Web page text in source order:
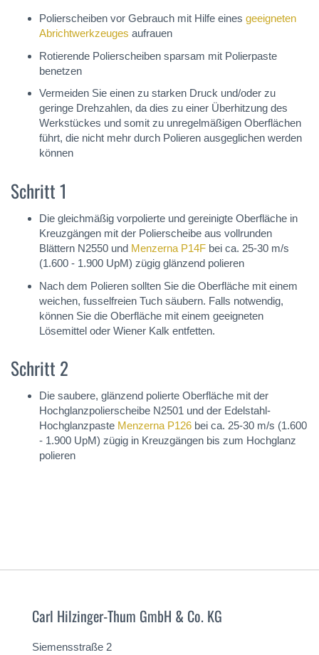
Polierscheiben vor Gebrauch mit Hilfe eines geeigneten
Abrichtwerkzeuges aufrauen
Rotierende Polierscheiben sparsam mit Polierpaste
benetzen
Vermeiden Sie einen zu starken Druck und/oder zu
geringe Drehzahlen, da dies zu einer Überhitzung des
Werkstückes und somit zu unregelmäßigen Oberflächen
führt, die nicht mehr durch Polieren ausgeglichen werden
können
Schritt 1
Die gleichmäßig vorpolierte und gereinigte Oberfläche in
Kreuzgängen mit der Polierscheibe aus vollrunden
Blättern N2550 und Menzerna P14F bei ca. 25-30 m/s
(1.600 - 1.900 UpM) zügig glänzend polieren
Nach dem Polieren sollten Sie die Oberfläche mit einem
weichen, fusselfreien Tuch säubern. Falls notwendig,
können Sie die Oberfläche mit einem geeigneten
Lösemittel oder Wiener Kalk entfetten.
Schritt 2
Die saubere, glänzend polierte Oberfläche mit der
Hochglanzpolierscheibe N2501 und der Edelstahl-
Hochglanzpaste Menzerna P126 bei ca. 25-30 m/s (1.600
- 1.900 UpM) zügig in Kreuzgängen bis zum Hochglanz
polieren
Carl Hilzinger-Thum GmbH & Co. KG
Siemensstraße 2